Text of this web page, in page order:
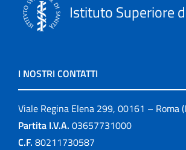
Istituto Superiore
I NOSTRI CONTATTI
Viale Regina Elena 299, 00161 – Roma
Partita I.V.A. 03657731000
C.F. 80211730587